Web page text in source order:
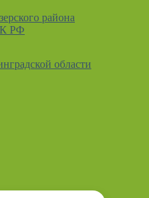
района
РФ